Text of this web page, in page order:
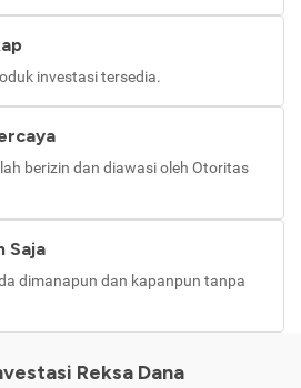
investasi tersedia.
berizin dan diawasi oleh Otoritas
Saja
dimanapun dan kapanpun tanpa
Reksa Dana